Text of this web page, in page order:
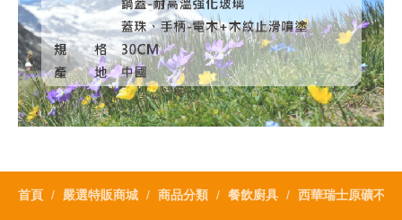
首頁 嚴選特販商城 商品分類 餐飲廚具 西華瑞士原礦不